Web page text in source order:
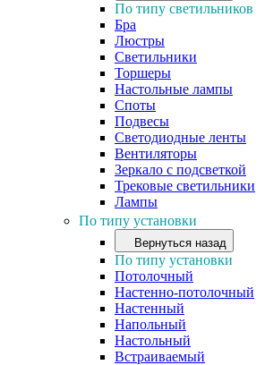
По типу светильников
Бра
Люстры
Светильники
Торшеры
Настольные лампы
Споты
Подвесы
Светодиодные ленты
Вентиляторы
Зеркало с подсветкой
Трековые светильники
Лампы
По типу установки
Вернуться назад
По типу установки
Потолочный
Настенно-потолочный
Настенный
Напольный
Настольный
Встраиваемый